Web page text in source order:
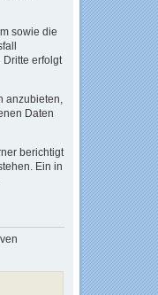
sowie die
Dritte erfolgt
anzubieten,
Daten
berichtigt
Ein in